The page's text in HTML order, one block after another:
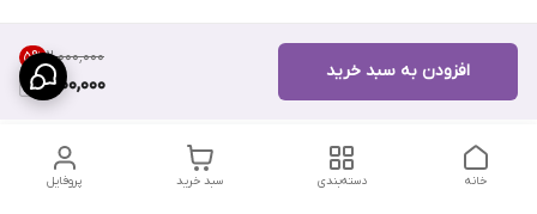
۲٬۰۰۰٬۰۰۰ 5%
1,900,000
افزودن به سبد خرید
پروفایل سبد خرید دسته‌بندی خانه